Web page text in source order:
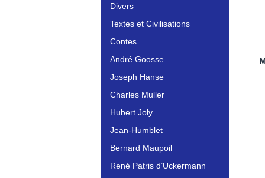
Divers
Textes et Civilisations
Contes
André Goosse
Joseph Hanse
Charles Muller
Hubert Joly
Jean-Humblet
Bernard Maupoil
René Patris d’Uckermann